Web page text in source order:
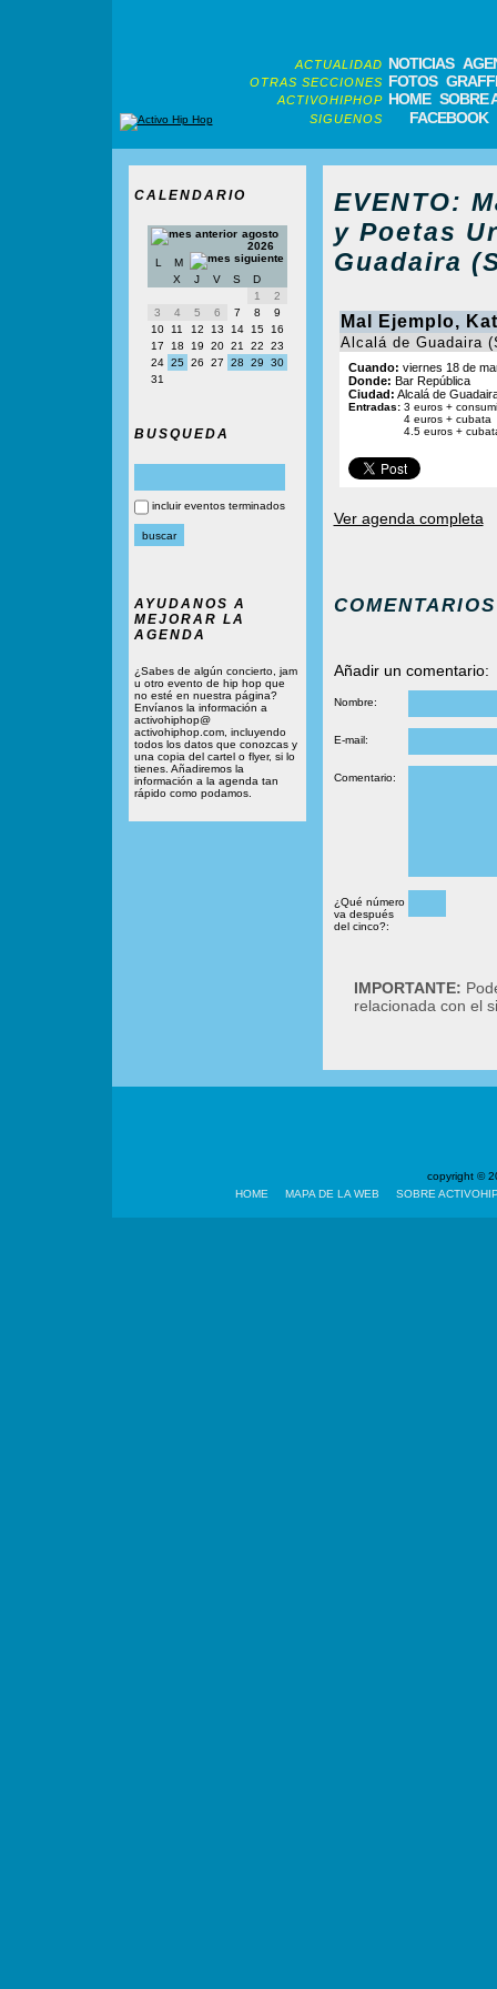
ACTUALIDAD NOTICIAS
OTRAS SECCIONES FOTOS
ACTIVOHIPHOP HOME SOBRE
SIGUENOS FACEBOOK
CALENDARIO
agosto
2026
L
M
X
J V S
D
1
2
3
4 5 6 7 8
9
10
11 12 13 14 15
16
17
18 19 20 21 22
23
24 25 26 27 28 29
30
31
BUSQUEDA
incluir eventos terminados
AYUDANOS A
MEJORAR LA
AGENDA
¿Sabes de algún concierto, jam
u otro evento de hip hop que
no esté en nuestra página?
Envíanos la información a
activohiphop@
activohiphop.com, incluyendo
todos los datos que conozcas y
una copia del cartel o flyer, si lo
tienes. Añadiremos la
información a la agenda tan
rápido como podamos.
EVENTO:
y Poetas
Guadaira
Mal Ejemplo,
Alcalá de Guadaira
Cuando: viernes 18 de
Donde: Bar República
Ciudad: Alcalá de
Entradas: 3 euros +
4 euros + cubata
4.5 euros +
Ver agenda completa
COMENTARIOS
Añadir un comentario:
Nombre:
E-mail:
Comentario:
¿Qué número
va después
del cinco?:
IMPORTANTE:
relacionada con el
copyright ©
HOME
MAPA DE LA WEB SOBRE